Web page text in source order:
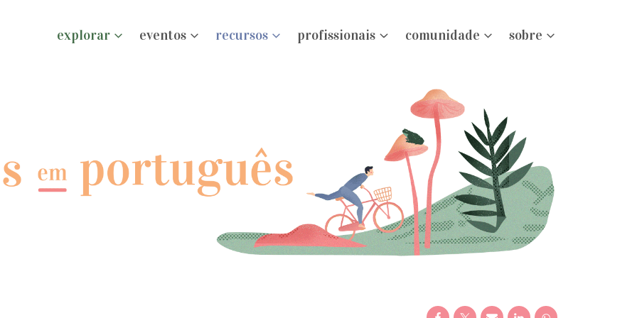
explorar eventos recursos profissionais comunidade sobre